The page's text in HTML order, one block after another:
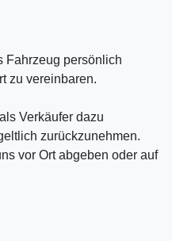
Fahrzeug persönlich
zu vereinbaren.
Verkäufer dazu
zurückzunehmen.
vor Ort abgeben oder auf